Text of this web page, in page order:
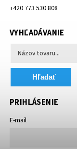
+420 773 530 808
VYHĽADÁVANIE
Hľadať
PRIHLÁSENIE
E-mail